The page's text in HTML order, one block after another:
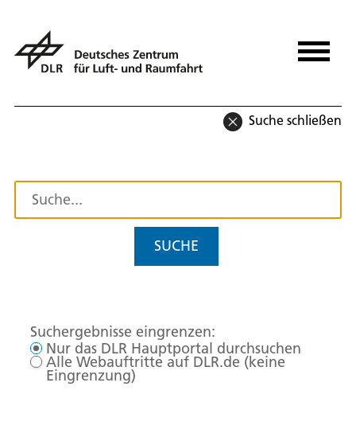
Suche schließen
SUCHE
Suchergebnisse eingrenzen:
Nur das DLR Hauptportal durchsuchen
Alle Webauftritte auf DLR.de (keine
Eingrenzung)